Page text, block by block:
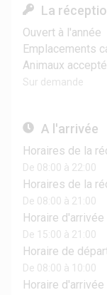
La
Ouvert à l'année
Emplacements
Animaux
Sur demande
A l'arrivée
Horaires de la
De 08:00 à 22:00
Horaires de la
De 08:00 à 21:00
Horaire
De 15:00 à 21:00
Horaire de
De 08:00 à 10:00
Horaire